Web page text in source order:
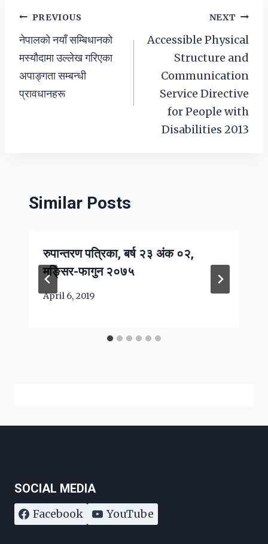
Post
navigation
PREVIOUS
नेपालको नयाँ सम्बिधानको
मस्यौदामा उल्लेख गरिएका
अपाङ्गता सम्बन्धी
प्रावधानहरू
NEXT
Accessible Physical
Structure and
Communication
Service Directive
for People with
Disabilities 2013
Similar Posts
रुपान्तरण पत्रिका, बर्ष २३ अंक ०२,
मङ्सिर-फागुन २०७५
April 6, 2019
SOCIAL MEDIA
Facebook YouTube